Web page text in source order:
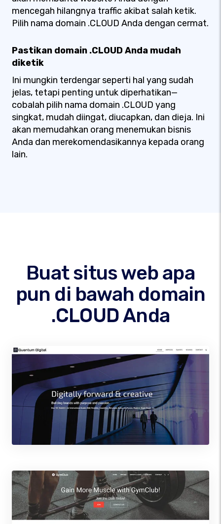
mencegah hilangnya traffic akibat salah ketik.
Pilih nama domain .CLOUD Anda dengan cermat.
Pastikan domain .CLOUD Anda mudah
diketik
Ini mungkin terdengar seperti hal yang sudah
jelas, tetapi penting untuk diperhatikan—
cobalah pilih nama domain .CLOUD yang
singkat, mudah diingat, diucapkan, dan dieja. Ini
akan memudahkan orang menemukan bisnis
Anda dan merekomendasikannya kepada orang
lain.
Buat situs web apa
pun di bawah domain
.CLOUD Anda